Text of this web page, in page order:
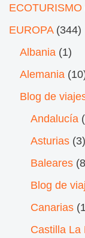
ECOTURISMO
EUROPA(344)
Albania (1)
Alemania
Blog de
Andalucía
Asturias (3)
Baleares
Blog de
Canarias
Castilla La